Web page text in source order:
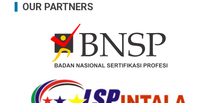
OUR PARTNERS